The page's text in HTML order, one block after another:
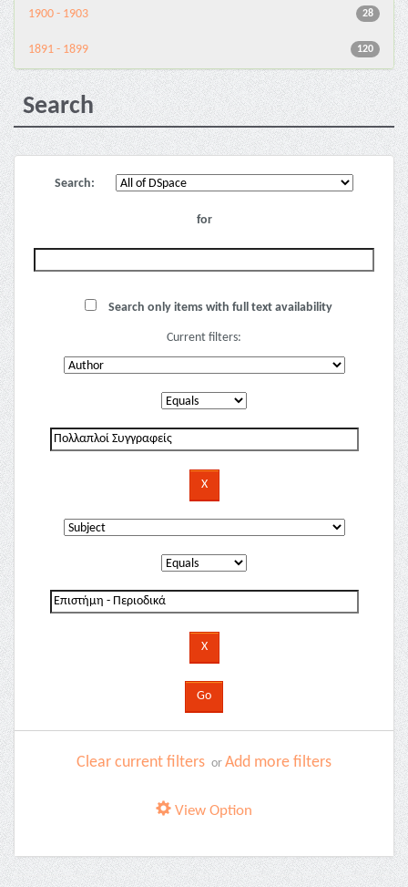
28
1900 - 1903
120
1891 - 1899
Search
Search:
for
Search only items with full text availability
Current filters:
Clear current filters or Add more filters
View Option